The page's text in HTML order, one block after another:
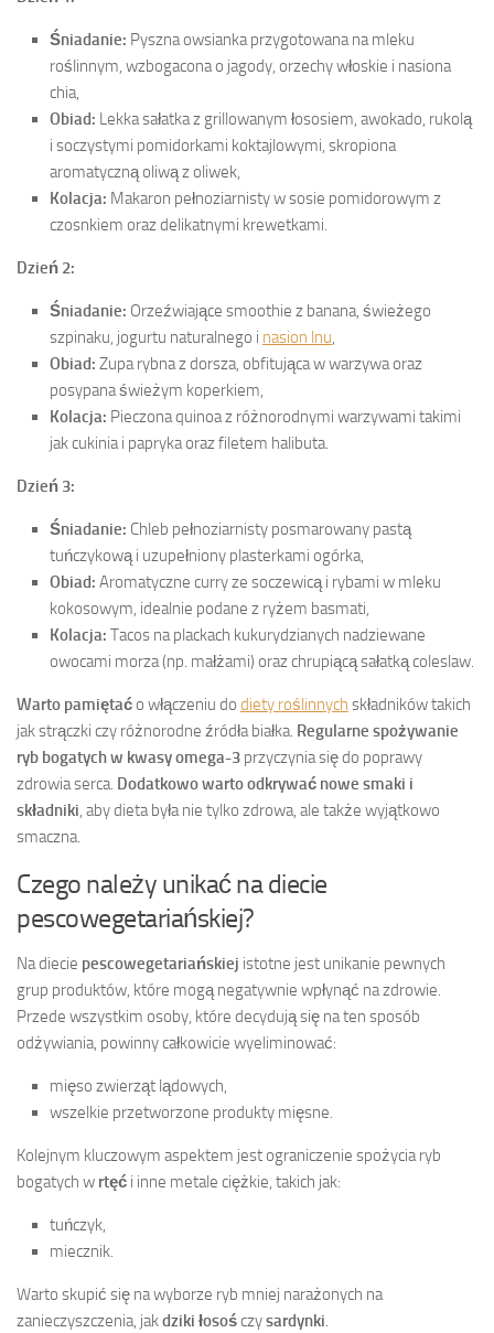
Śniadanie: Pyszna owsianka przygotowana na mleku
roślinnym, wzbogacona o jagody, orzechy włoskie i nasiona
chia,
Obiad: Lekka sałatka z grillowanym łososiem, awokado, rukolą
i soczystymi pomidorkami koktajlowymi, skropiona
aromatyczną oliwą z oliwek,
Kolacja: Makaron pełnoziarnisty w sosie pomidorowym z
czosnkiem oraz delikatnymi krewetkami.
Dzień 2:
Śniadanie: Orzeźwiające smoothie z banana, świeżego
szpinaku, jogurtu naturalnego i nasion lnu,
Obiad: Zupa rybna z dorsza, obfitująca w warzywa oraz
posypana świeżym koperkiem,
Kolacja: Pieczona quinoa z różnorodnymi warzywami takimi
jak cukinia i papryka oraz filetem halibuta.
Dzień 3:
Śniadanie: Chleb pełnoziarnisty posmarowany pastą
tuńczykową i uzupełniony plasterkami ogórka,
Obiad: Aromatyczne curry ze soczewicą i rybami w mleku
kokosowym, idealnie podane z ryżem basmati,
Kolacja: Tacos na plackach kukurydzianych nadziewane
owocami morza (np. małżami) oraz chrupiącą sałatką coleslaw.
Warto pamiętaćo włączeniu do diety roślinnych składników takich
jak strączki czy różnorodne źródła białka. Regularne spożywanie
ryb bogatych w kwasy omega-3 przyczynia się do poprawy
zdrowia serca. Dodatkowo warto odkrywać nowe smaki i
składniki, aby dieta była nie tylko zdrowa, ale także wyjątkowo
smaczna.
Czego należy unikać na diecie
pescowegetariańskiej?
Na diecie pescowegetariańskiej istotne jest unikanie pewnych
grup produktów, które mogą negatywnie wpłynąć na zdrowie.
Przede wszystkim osoby, które decydują się na ten sposób
odżywiania, powinny całkowicie wyeliminować:
mięso zwierząt lądowych,
wszelkie przetworzone produkty mięsne.
Kolejnym kluczowym aspektem jest ograniczenie spożycia ryb
bogatych w rtęć i inne metale ciężkie, takich jak:
tuńczyk,
miecznik.
Warto skupić się na wyborze ryb mniej narażonych na
zanieczyszczenia, jakdziki łosośczysardynki.